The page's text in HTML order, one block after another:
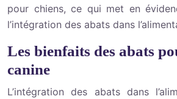
pour chiens, ce qui met en
l’intégration des abats dans
Les bienfaits des abats
canine
L’intégration des abats dans